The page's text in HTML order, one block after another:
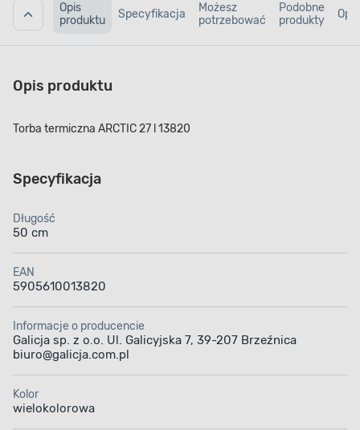
Opis
produktu
Specyfikacja
Możesz
potrzebować
Podobne
produkty
Opis produktu
Torba termiczna ARCTIC 27 l 13820
Specyfikacja
Długość
50 cm
EAN
5905610013820
Informacje o producencie
Galicja sp. z o.o. Ul. Galicyjska 7, 39-207 Brzeźnica
biuro@galicja.com.pl
Kolor
wielokolorowa